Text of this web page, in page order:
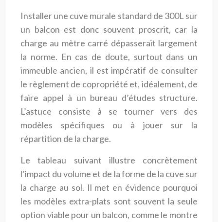
Installer une cuve murale standard de 300L sur
un balcon est donc souvent proscrit, car la
charge au mètre carré dépasserait largement
la norme. En cas de doute, surtout dans un
immeuble ancien, il est impératif de consulter
le règlement de copropriété et, idéalement, de
faire appel à un bureau d’études structure.
L’astuce consiste à se tourner vers des
modèles spécifiques ou à jouer sur la
répartition de la charge.
Le tableau suivant illustre concrètement
l’impact du volume et de la forme de la cuve sur
la charge au sol. Il met en évidence pourquoi
les modèles extra-plats sont souvent la seule
option viable pour un balcon, comme le montre